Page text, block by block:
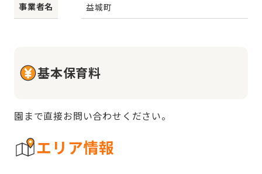
事業者名
益城町
基本保育料
園まで直接お問い合わせください。
エリア情報